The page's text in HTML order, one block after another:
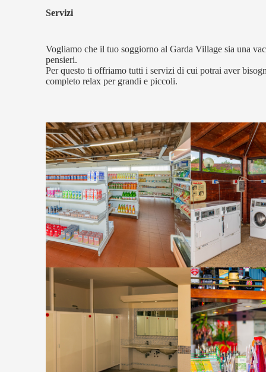
Servizi
Vogliamo che il tuo soggiorno al Garda Village sia una
pensieri.
Per questo ti offriamo tutti i servizi di cui potrai aver
completo relax per grandi e piccoli.